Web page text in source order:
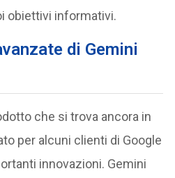
obiettivi informativi.
di Gemini
che si trova ancora in
per alcuni clienti di Google
innovazioni. Gemini